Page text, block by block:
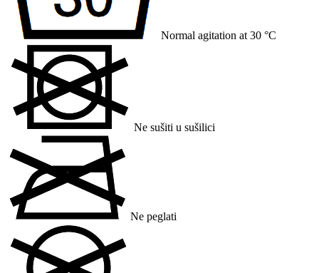
Normal agitation at 30 °C
Ne sušiti u sušilici
Ne peglati